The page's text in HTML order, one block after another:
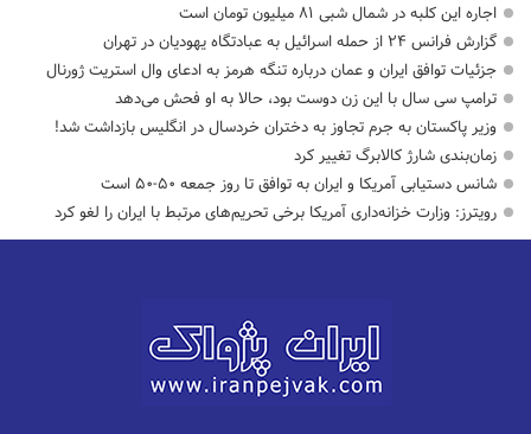
اجاره این کلبه در شمال شبی ۸۱ میلیون تومان است
گزارش فرانس ۲۴ از حمله اسرائیل به عبادتگاه یهودیان در تهران
جزئیات توافق ایران و عمان درباره تنگه هرمز به ادعای وال استریت ژورنال
ترامپ سی سال با این زن دوست بود، حالا به او فحش می‌دهد
وزیر پاکستان به جرم تجاوز به دختران خردسال در انگلیس بازداشت شد!
زمان‌بندی شارژ کالابرگ تغییر کرد
شانس دستیابی آمریکا و ایران به توافق تا روز جمعه ۵۰-۵۰ است
رویترز: وزارت خزانه‌داری آمریکا برخی تحریم‌های مرتبط با ایران را لغو کرد